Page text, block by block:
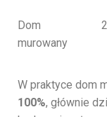
Dom
murowany
W praktyce dom
100%, głównie